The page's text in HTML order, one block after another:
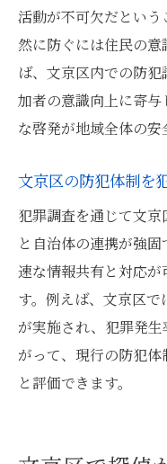
活動が不可欠だとい
然に防ぐには住民の
ば、文京区内での防
加者の意識向上に寄
な啓発が地域全体の安
文京区の防犯体制を
犯罪調査を通じて文
と自治体の連携が強
速な情報共有と対応
す。例えば、文京区
が実施され、犯罪発
がって、現行の防犯
と評価できます。